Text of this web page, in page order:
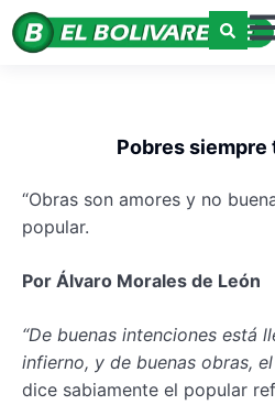
Pobres siempre
“Obras son amores y no
popular.
Por Álvaro Morales de León
“De buenas intenciones está
infierno, y de buenas obras,
dice sabiamente el popular